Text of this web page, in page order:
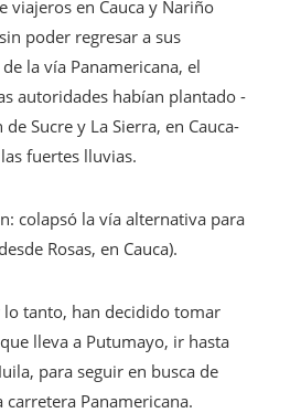
viajeros en Cauca y Nariño
poder regresar a sus
la vía Panamericana, el
autoridades habían plantado -
Sucre y La Sierra, en Cauca-
fuertes lluvias.
colapsó la vía alternativa para
Rosas, en Cauca).
tanto, han decidido tomar
lleva a Putumayo, ir hasta
para seguir en busca de
Panamericana.